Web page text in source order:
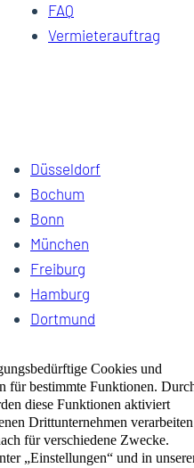
FAQ
Vermieterauftrag
Düsseldorf
Bochum
Bonn
München
Freiburg
Hamburg
Dortmund
Kiel
Bremen